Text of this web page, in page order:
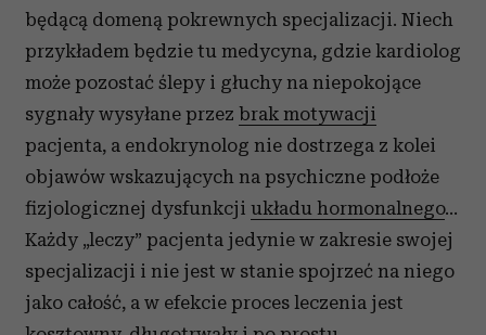
będącą domeną pokrewnych specjalizacji. Niech
przykładem będzie tu medycyna, gdzie kardiolog
może pozostać ślepy i głuchy na niepokojące
sygnały wysyłane przez brak motywacji
pacjenta, a endokrynolog nie dostrzega z kolei
objawów wskazujących na psychiczne podłoże
fizjologicznej dysfunkcji układu hormonalnego…
Każdy „leczy” pacjenta jedynie w zakresie swojej
specjalizacji i nie jest w stanie spojrzeć na niego
jako całość, a w efekcie proces leczenia jest